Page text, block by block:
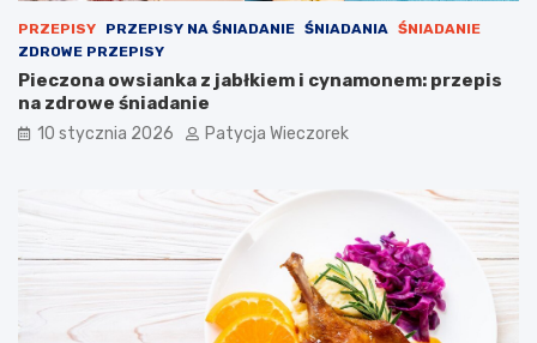
PRZEPISY PRZEPISY NA ŚNIADANIE ŚNIADANIA
ŚNIADANIE
ZDROWE PRZEPISY
Pieczona owsianka z jabłkiem i cynamonem: przepis
na zdrowe śniadanie
10 stycznia 2026 Patycja Wieczorek